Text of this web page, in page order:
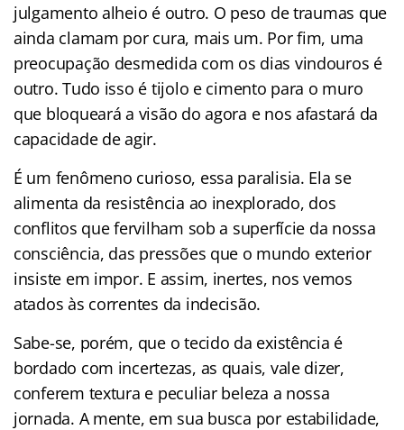
julgamento alheio é outro. O peso de traumas que
ainda clamam por cura, mais um. Por fim, uma
preocupação desmedida com os dias vindouros é
outro. Tudo isso é tijolo e cimento para o muro
que bloqueará a visão do agora e nos afastará da
capacidade de agir.
É um fenômeno curioso, essa paralisia. Ela se
alimenta da resistência ao inexplorado, dos
conflitos que fervilham sob a superfície da nossa
consciência, das pressões que o mundo exterior
insiste em impor. E assim, inertes, nos vemos
atados às correntes da indecisão.
Sabe-se, porém, que o tecido da existência é
bordado com incertezas, as quais, vale dizer,
conferem textura e peculiar beleza a nossa
jornada. A mente, em sua busca por estabilidade,